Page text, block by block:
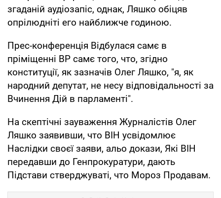
згаданій аудіозапіс, однак, Ляшко обіцяв
опрілюдніті его найближче годиною.
Прес-конференція Відбулася самє в
пріміщенні ВР самє того, что, згідно
конституції, як зазначів Олег Ляшко, "я, як
народний депутат, не несу відповідальності за
Вчинення Дій в парламенті".
На скептічні зауваження Журналістів Олег
Ляшко заявивши, что ВІН усвідомлює
Наслідки своєї заяви, альо докази, Які ВІН
передавши до Генпрокуратури, дають
Підстави стверджуваті, что Мороз Продавам.